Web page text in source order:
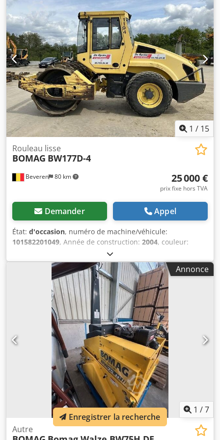
1 / 15
Beveren 80 km
Rouleau lisse
BOMAG BW177D-4
25 000 €
prix fixe hors TVA
Demander Appel
État: d'occasion, numéro de machine/véhicule:
101582201049, Année de construction: 2004, couleur:
, heures de fonctionnement:
vendre ! Consultez notre site internet pour découvrir une
grande variété de machines disponibles à l’achat. Nous
disposons de plus d’options que celles présentées en
ligne, alors n’hésitez pas à nous appeler ou à nous envoyer
un e-mail à tout moment. Dcsdpfxezblb Ue Ai Dek Toutes
nos machines sont entièrement révisées et contrôlées
pour leur fiabilité. Besoin de photos ? Contactez-nous et
nous vous les transmettrons rapidement. Nous pouvons
vous accompagner en néerlandais, anglais, français,
allemand, espagnol et russe. Découvrez notre large
gamme de machines fiables.
Annonce
1 /7
Autre
Enregistrer la recherche